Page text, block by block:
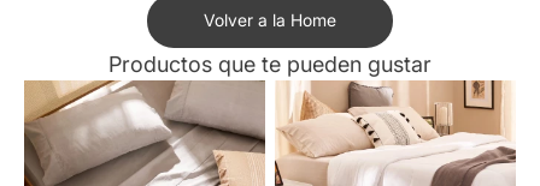
Volver a la Home
Productos que te pueden gustar